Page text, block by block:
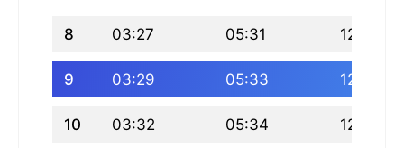
8 03:27 05:31 12:46
9 03:29 05:33 12:46
10 03:32 05:34 12:46